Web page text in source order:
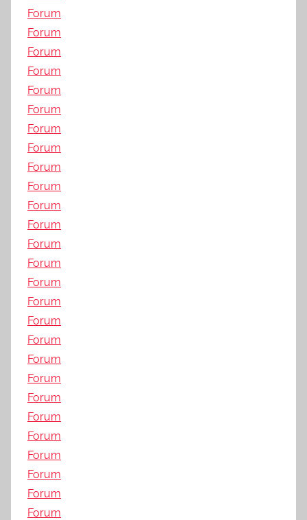
Forum
Forum
Forum
Forum
Forum
Forum
Forum
Forum
Forum
Forum
Forum
Forum
Forum
Forum
Forum
Forum
Forum
Forum
Forum
Forum
Forum
Forum
Forum
Forum
Forum
Forum
Forum